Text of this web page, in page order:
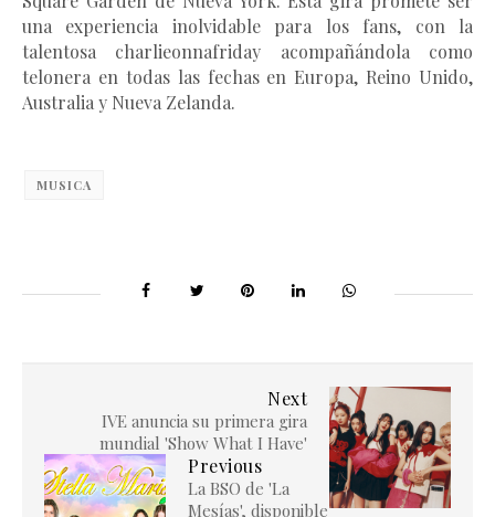
una experiencia inolvidable para los fans, con la
talentosa charlieonnafriday acompañándola como
telonera en todas las fechas en Europa, Reino Unido,
Australia y Nueva Zelanda.
MUSICA
Next
IVE anuncia su primera gira
mundial 'Show What I Have'
Previous
La BSO de 'La
Mesías', disponible